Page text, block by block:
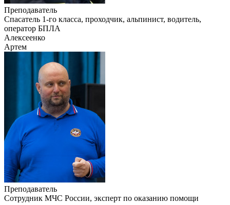
Преподаватель
Cпасатель 1-го класса, проходчик, альпинист, водитель,
оператор БПЛА
Алексеенко
Артем
Преподаватель
Сотрудник МЧС России, эксперт по оказанию помощи